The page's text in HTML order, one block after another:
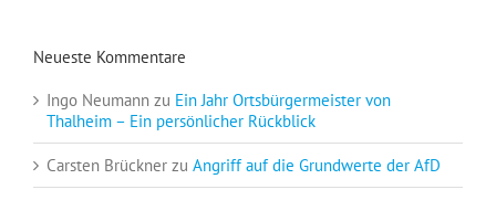
Neueste Kommentare
Ingo Neumann zu Ein Jahr Ortsbürgermeister von
Thalheim – Ein persönlicher Rückblick
Carsten Brückner zu Angriff auf die Grundwerte der AfD